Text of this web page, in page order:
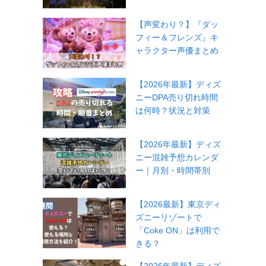
【声変わり？】『ダッ
フィー＆フレンズ』キ
ャラクター声優まとめ
【2026年最新】ディズ
ニーDPA売り切れ時間
は何時？状況と対策
【2026年最新】ディズ
ニー混雑予想カレンダ
ー｜月別・時間帯別
【2026最新】東京ディ
ズニーリゾートで
「Coke ON」は利用で
きる？